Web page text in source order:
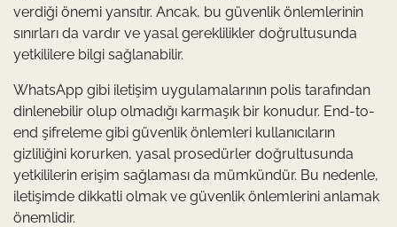
verdiği önemi yansıtır. Ancak, bu güvenlik önlemlerinin
sınırları da vardır ve yasal gereklilikler doğrultusunda
yetkililere bilgi sağlanabilir.
WhatsApp gibi iletişim uygulamalarının polis tarafından
dinlenebilir olup olmadığı karmaşık bir konudur. End-to-
end şifreleme gibi güvenlik önlemleri kullanıcıların
gizliliğini korurken, yasal prosedürler doğrultusunda
yetkililerin erişim sağlaması da mümkündür. Bu nedenle,
iletişimde dikkatli olmak ve güvenlik önlemlerini anlamak
önemlidir.